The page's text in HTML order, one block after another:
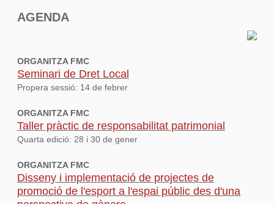
AGENDA
ORGANITZA FMC
Seminari de Dret Local
Propera sessió: 14 de febrer
ORGANITZA FMC
Taller pràctic de responsabilitat patrimonial
Quarta edició: 28 i 30 de gener
ORGANITZA FMC
Disseny i implementació de projectes de
promoció de l'esport a l'espai públic des d'una